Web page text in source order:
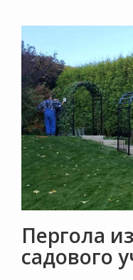
Пергола
садового